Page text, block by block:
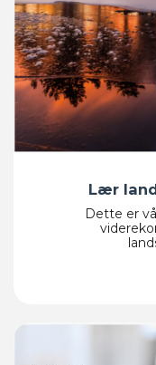
Lær
Dette er